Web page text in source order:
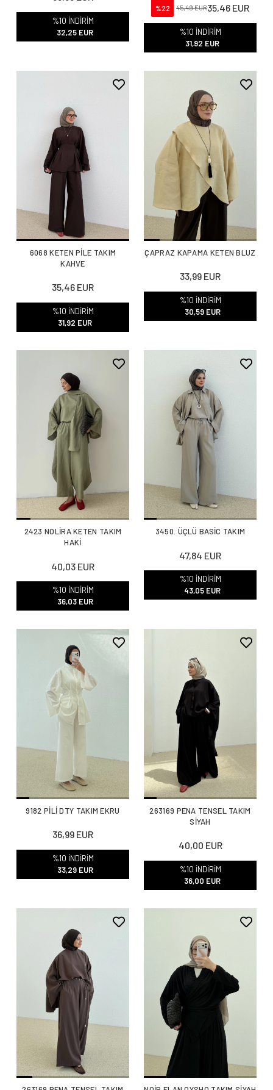
%10 İNDİRİM
32,25 EUR
%22 45,49 EUR35,46 EUR
%10 İNDİRİM
31,92 EUR
6068 KETEN PİLE TAKIM
KAHVE
35,46 EUR
%10 İNDİRİM
31,92 EUR
ÇAPRAZ KAPAMA KETEN BLUZ
33,99 EUR
%10 İNDİRİM
30,59 EUR
2423 NOLİRA KETEN TAKIM
HAKİ
40,03 EUR
%10 İNDİRİM
36,03 EUR
3450. ÜÇLÜ BASİC TAKIM
47,84 EUR
%10 İNDİRİM
43,05 EUR
9182 PİLİ DTY TAKIM EKRU
36,99 EUR
%10 İNDİRİM
33,29 EUR
263169 PENA TENSEL TAKIM
SİYAH
40,00 EUR
%10 İNDİRİM
36,00 EUR